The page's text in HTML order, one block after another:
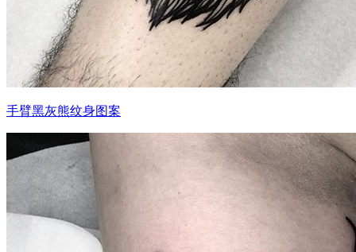
手臂黑灰熊纹身图案